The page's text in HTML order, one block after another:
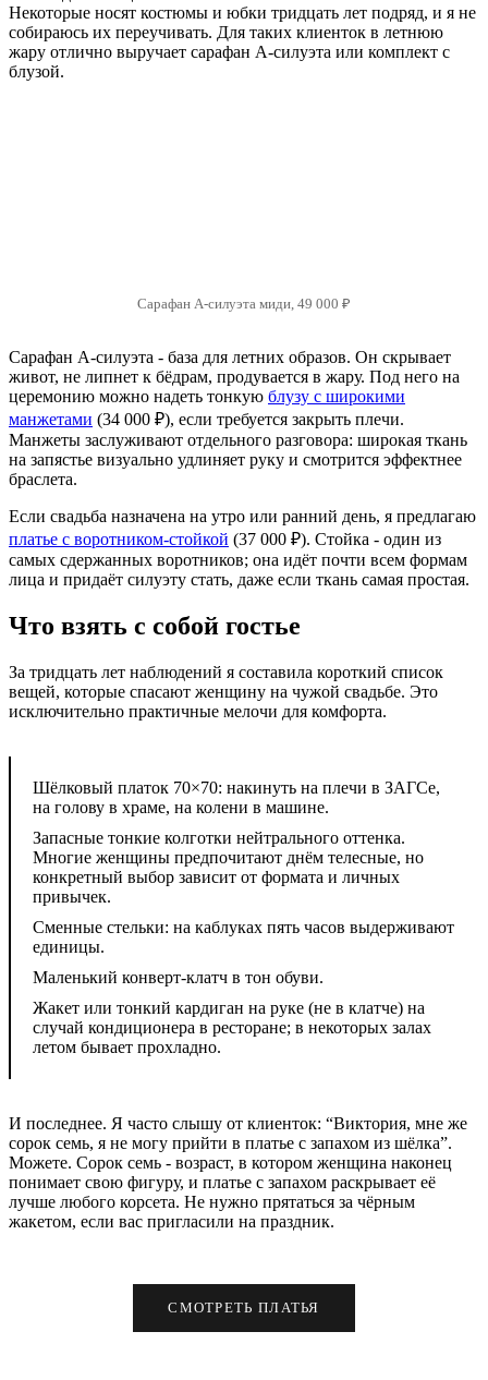
Некоторые носят костюмы и юбки тридцать лет подряд, и я не
собираюсь их переучивать. Для таких клиенток в летнюю
жару отлично выручает сарафан А-силуэта или комплект с
блузой.
Сарафан А-силуэта миди, 49 000 ₽
Сарафан А-силуэта - база для летних образов. Он скрывает
живот, не липнет к бёдрам, продувается в жару. Под него на
церемонию можно надеть тонкую блузу с широкими
манжетами (34 000 ₽), если требуется закрыть плечи.
Манжеты заслуживают отдельного разговора: широкая ткань
на запястье визуально удлиняет руку и смотрится эффектнее
браслета.
Если свадьба назначена на утро или ранний день, я предлагаю
платье с воротником-стойкой (37 000 ₽). Стойка - один из
самых сдержанных воротников; она идёт почти всем формам
лица и придаёт силуэту стать, даже если ткань самая простая.
Что взять с собой гостье
За тридцать лет наблюдений я составила короткий список
вещей, которые спасают женщину на чужой свадьбе. Это
исключительно практичные мелочи для комфорта.
Шёлковый платок 70×70: накинуть на плечи в ЗАГСе,
на голову в храме, на колени в машине.
Запасные тонкие колготки нейтрального оттенка.
Многие женщины предпочитают днём телесные, но
конкретный выбор зависит от формата и личных
привычек.
Сменные стельки: на каблуках пять часов выдерживают
единицы.
Маленький конверт-клатч в тон обуви.
Жакет или тонкий кардиган на руке (не в клатче) на
случай кондиционера в ресторане; в некоторых залах
летом бывает прохладно.
И последнее. Я часто слышу от клиенток: “Виктория, мне же
сорок семь, я не могу прийти в платье с запахом из шёлка”.
Можете. Сорок семь - возраст, в котором женщина наконец
понимает свою фигуру, и платье с запахом раскрывает её
лучше любого корсета. Не нужно прятаться за чёрным
жакетом, если вас пригласили на праздник.
СМОТРЕТЬ ПЛАТЬЯ